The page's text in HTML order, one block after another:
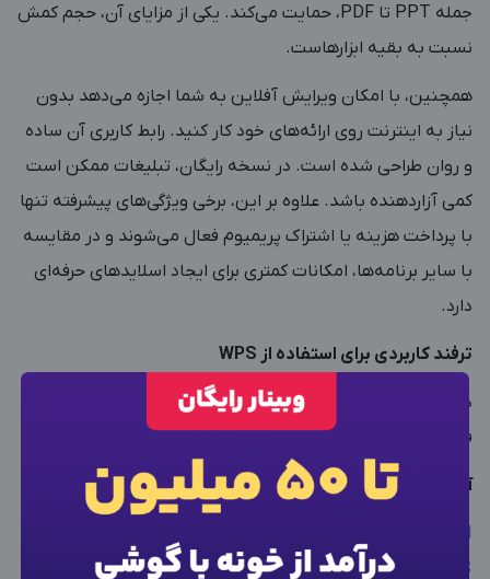
جمله PPT تا PDF، حمایت می‌کند. یکی از مزایای آن، حجم کمش
نسبت به بقیه ابزارهاست.
همچنین، با امکان ویرایش آفلاین به شما اجازه می‌دهد بدون
نیاز به اینترنت روی ارائه‌های خود کار کنید. رابط کاربری آن ساده
و روان طراحی شده است. در نسخه رایگان، تبلیغات ممکن است
کمی آزاردهنده باشد. علاوه بر این، برخی ویژگی‌های پیشرفته تنها
با پرداخت هزینه یا اشتراک پریمیوم فعال می‌شوند و در مقایسه
با سایر برنامه‌ها، امکانات کمتری برای ایجاد اسلایدهای حرفه‌ای
دارد.
ترفند کاربردی برای استفاده از WPS
در تنظیمات برنامه، گزینه Auto Backup را فعال کنید تا هیچ‌گاه
فایل‌هایتان از دست نروند!
آدرس دانلود
ورود به حساب کاربری
بعد از ثبت شماره کد برای شما پیامک خواهد شد